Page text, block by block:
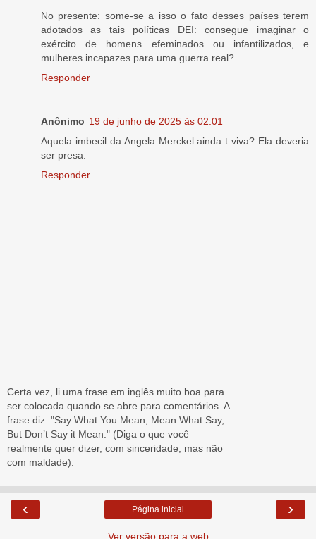
No presente: some-se a isso o fato desses países terem
adotados as tais políticas DEI: consegue imaginar o
exército de homens efeminados ou infantilizados, e
mulheres incapazes para uma guerra real?
Responder
Anônimo 19 de junho de 2025 às 02:01
Aquela imbecil da Angela Merckel ainda t viva? Ela deveria
ser presa.
Responder
Certa vez, li uma frase em inglês muito boa para
ser colocada quando se abre para comentários. A
frase diz: "Say What You Mean, Mean What Say,
But Don’t Say it Mean." (Diga o que você
realmente quer dizer, com sinceridade, mas não
com maldade).
‹ ›
Página inicial
Ver versão para a web